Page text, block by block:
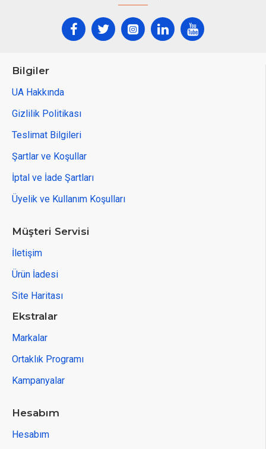
Ölçü: 30x100
İstediğiniz renk ve ölçülerde üretim yapılmaktadır.*
Bilgiler
UA Hakkında
Gizlilik Politikası
Teslimat Bilgileri
Şartlar ve Koşullar
İptal ve İade Şartları
Üyelik ve Kullanım Koşulları
Müşteri Servisi
İletişim
Ürün İadesi
Site Haritası
Ekstralar
Markalar
Ortaklık Programı
Kampanyalar
Hesabım
Hesabım